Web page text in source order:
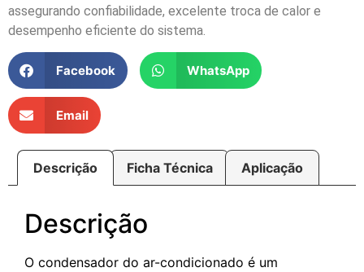
assegurando confiabilidade, excelente troca de calor e
desempenho eficiente do sistema.
Facebook WhatsApp
Email
Descrição Ficha Técnica Aplicação
Descrição
O condensador do ar-condicionado é um